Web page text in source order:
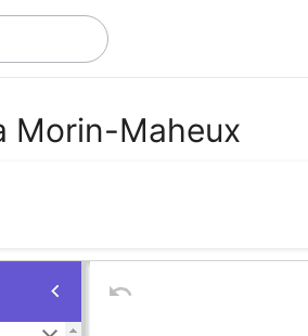
Morin-Maheux